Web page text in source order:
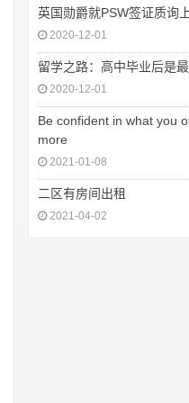
英国勋爵就PSW签证质询
2020-12-01
留学之路：高中毕业后是
2020-12-01
Be confident in what you
more
2021-01-08
二区有房间出租
2021-04-02